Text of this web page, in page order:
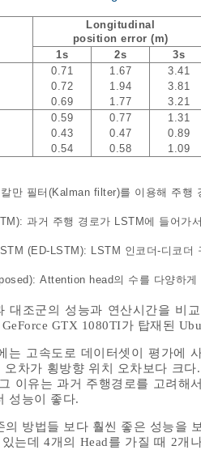
Longitudinal
position error (m)
1s 2s
3s
0.71 1.67
3.41
0.72 1.94
3.81
0.69 1.77
3.21
0.59 0.77
1.31
0.43 0.47
0.89
0.54 0.58 1.09
만 필터(Kalman filter)를 이용해 주행
과거 주행 경로가 LSTM에 들어가
(ED-LSTM): LSTM 인코더-디코더
Attention head의 수를 다양하게
대조군의 성능과 연산시간을 비
GTX 1080TI가 탑재된
는 고속도로 데이터셋이 평가에
차가 횡방향 위치 오차보다 크
이유는 과거 주행경로를 고려해
성능이 좋다.
의 방법들 보다 훨씬 좋은 성능을
는데 4개의 Head를 가질 때 2개